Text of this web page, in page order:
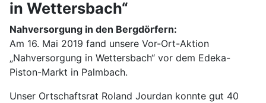
in Wettersbach“
Nahversorgung in den Bergdörfern:
Am 16. Mai 2019 fand unsere Vor-Ort-Aktion
„Nahversorgung in Wettersbach“ vor dem Edeka-
Piston-Markt in Palmbach.
Unser Ortschaftsrat Roland Jourdan konnte gut 40